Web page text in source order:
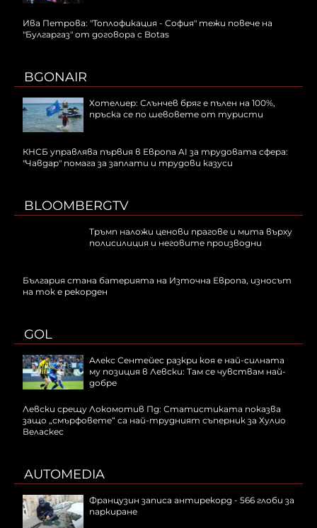
Ива Петрова: "Топлофикация - София" тежи повече на
"Булгаргаз" от договора с Botas
BGONAIR
Хотелиер: Слънчев бряг е пълен на 100%,
пръска се по шевовете от туристи
КНСБ управлява първия в Европа AI за трудовата сфера:
"Чавдар" помага за заплати и трудови казуси
BLOOMBERGTV
Тръмп наложи ценови прагове и мита върху
полисилиция и неговите производни
България стана батерията на Източна Европа, износът
на ток е рекорден
GOL
Алекс Сентейес разкри коя е най-силната
му позиция в Левски: Там се чувствам най-
добре
Левски срещу Локомотив Пд: Статистиката показва
защо „смърфовете“ са най-трудният съперник за Хулио
Веласкес
AUTOMEDIA
Французин записа антирекорд - 566 глоби за
паркиране